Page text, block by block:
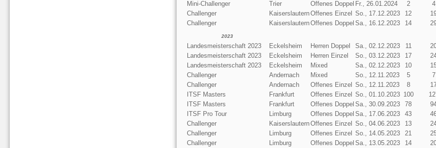
Mini-Challenger
Trier Offenes Doppel Fr., 26.01.2024 2
4
Challenger
KaiserslauternOffenes Einzel So., 17.12.2023 12
Challenger
KaiserslauternOffenes Doppel Sa., 16.12.2023 14
2023
Landesmeisterschaft 2023 Eckelsheim Herren Doppel Sa., 02.12.2023 11
Landesmeisterschaft 2023
Eckelsheim Herren Einzel So., 03.12.2023 17
Landesmeisterschaft 2023
Eckelsheim Mixed Sa., 02.12.2023 10
Challenger
Andernach Mixed So., 12.11.2023 5
7
Challenger
Andernach Offenes Einzel So., 12.11.2023 8
ITSF Masters
Frankfurt Offenes Einzel So., 01.10.2023 100
ITSF Masters
Frankfurt Offenes Doppel Sa., 30.09.2023 78
ITSF Pro Tour
Limburg Offenes Doppel Sa., 17.06.2023 43
Challenger
KaiserslauternOffenes Einzel So., 04.06.2023 13
Challenger
Limburg Offenes Einzel So., 14.05.2023 21
Challenger
Limburg Offenes Doppel Sa., 13.05.2023 14